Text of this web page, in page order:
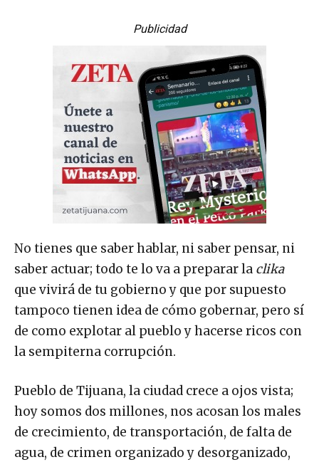
Publicidad
No tienes que saber hablar, ni saber pensar, ni
saber actuar; todo te lo va a preparar la clika
que vivirá de tu gobierno y que por supuesto
tampoco tienen idea de cómo gobernar, pero sí
de como explotar al pueblo y hacerse ricos con
la sempiterna corrupción.
Pueblo de Tijuana, la ciudad crece a ojos vista;
hoy somos dos millones, nos acosan los males
de crecimiento, de transportación, de falta de
agua, de crimen organizado y desorganizado,